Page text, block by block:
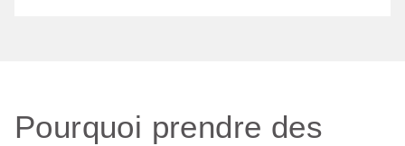
Pourquoi prendre des